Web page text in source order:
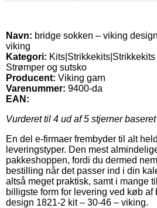
Navn: bridge sokken – viking
viking
Kategori:
Strømper og sutsko
Producent: Viking garn
Varenummer: 9400-da
EAN:
Vurderet til 4 ud af 5 stjerner
En del e-firmaer frembyder til alt
leveringstyper. Den mest
pakkeshoppen, fordi du dermed
bestilling når det passer ind i din
altså meget praktisk, samt i mange
billigste form for levering ved køb
design 1821-2 kit – 30-46 – viking.